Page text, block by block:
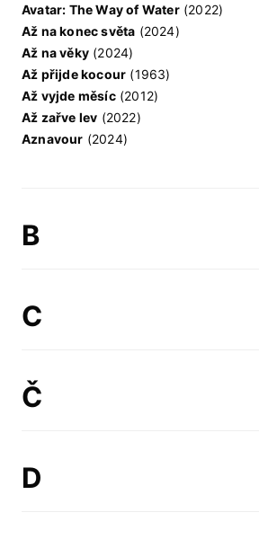
Avatar: The Way of Water(2022)
Až na konec světa (2024)
Až na věky (2024)
Až přijde kocour (1963)
Až vyjde měsíc(2012)
Až zařve lev (2022)
Aznavour (2024)
B
C
Č
D